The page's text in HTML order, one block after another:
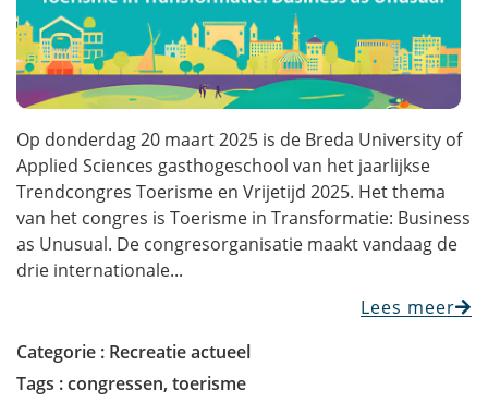
Op donderdag 20 maart 2025 is de Breda University of
Applied Sciences gasthogeschool van het jaarlijkse
Trendcongres Toerisme en Vrijetijd 2025. Het thema
van het congres is Toerisme in Transformatie: Business
as Unusual. De congresorganisatie maakt vandaag de
drie internationale...
Lees meer
Categorie : Recreatie actueel
Tags :congressen, toerisme